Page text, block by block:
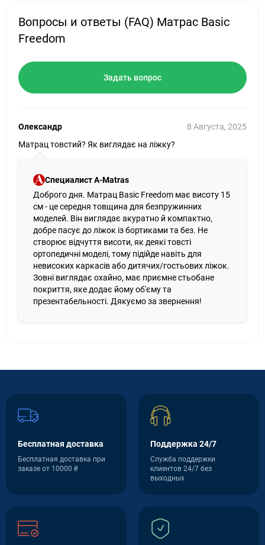
Вопросы и ответы (FAQ) Матрас Basic
Freedom
Задать вопрос
Олександр
8 Августа, 2025
Матрац товстий? Як виглядає на ліжку?
Специалист A-Matras
Доброго дня. Матрац Basic Freedom має висоту 15
см - це середня товщина для безпружинних
моделей. Він виглядає акуратно й компактно,
добре пасує до ліжок із бортиками та без. Не
створює відчуття висоти, як деякі товсті
ортопедичні моделі, тому підійде навіть для
невисоких каркасів або дитячих/гостьових ліжок.
Зовні виглядає охайно, має приємне стьобане
покриття, яке додає йому об'єму та
презентабельності. Дякуємо за звернення!
Бесплатная доставка
Бесплатная доставка при
заказе от 10000 ₴
Поддержка 24/7
Служба поддержки
клиентов 24/7 без
выходных